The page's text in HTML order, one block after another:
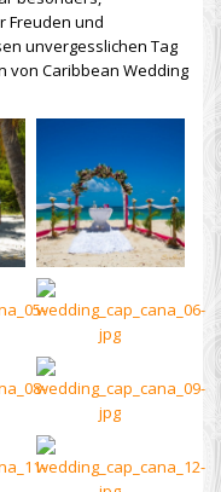
Freuden und
unvergesslichen Tag
von Caribbean Wedding